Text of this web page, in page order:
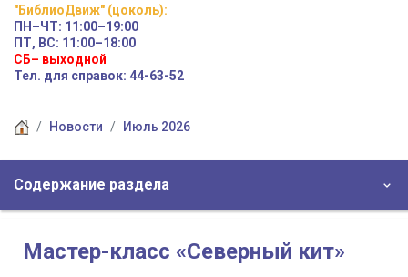
"БиблиоДвиж" (цоколь):
ПН–ЧТ: 11:00–19:00
ПТ, ВС: 11:00–18:00
СБ– выходной
Тел. для справок: 44-63-52
Новости Июль 2026
Содержание раздела
Мастер-класс «Северный кит»